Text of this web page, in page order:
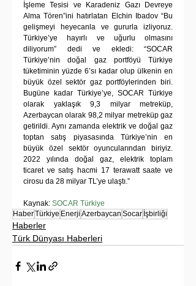
İşleme Tesisi ve Karadeniz Gazı Devreye
Alma Tören”ini hatırlatan Elchin Ibadov “Bu
gelişmeyi heyecanla ve gururla izliyoruz.
Türkiye’ye hayırlı ve uğurlu olmasını
diliyorum” dedi ve ekledi: “SOCAR
Türkiye’nin doğal gaz portföyü Türkiye
tüketiminin yüzde 6’sı kadar olup ülkenin en
büyük özel sektör gaz portföylerinden biri.
Bugüne kadar Türkiye’ye, SOCAR Türkiye
olarak yaklaşık 9,3 milyar metreküp,
Azerbaycan olarak 98,2 milyar metreküp gaz
getirildi. Aynı zamanda elektrik ve doğal gaz
toptan satış piyasasında Türkiye’nin en
büyük özel sektör oyuncularından biriyiz.
2022 yılında doğal gaz, elektrik toplam
ticaret ve satış hacmi 17 terawatt saate ve
cirosu da 28 milyar TL’ye ulaştı.”
Kaynak: SOCAR Türkiye
HaberTürkiye Enerji Azerbaycan Socar İşbirliği
Haberler
Türk Dünyası Haberleri